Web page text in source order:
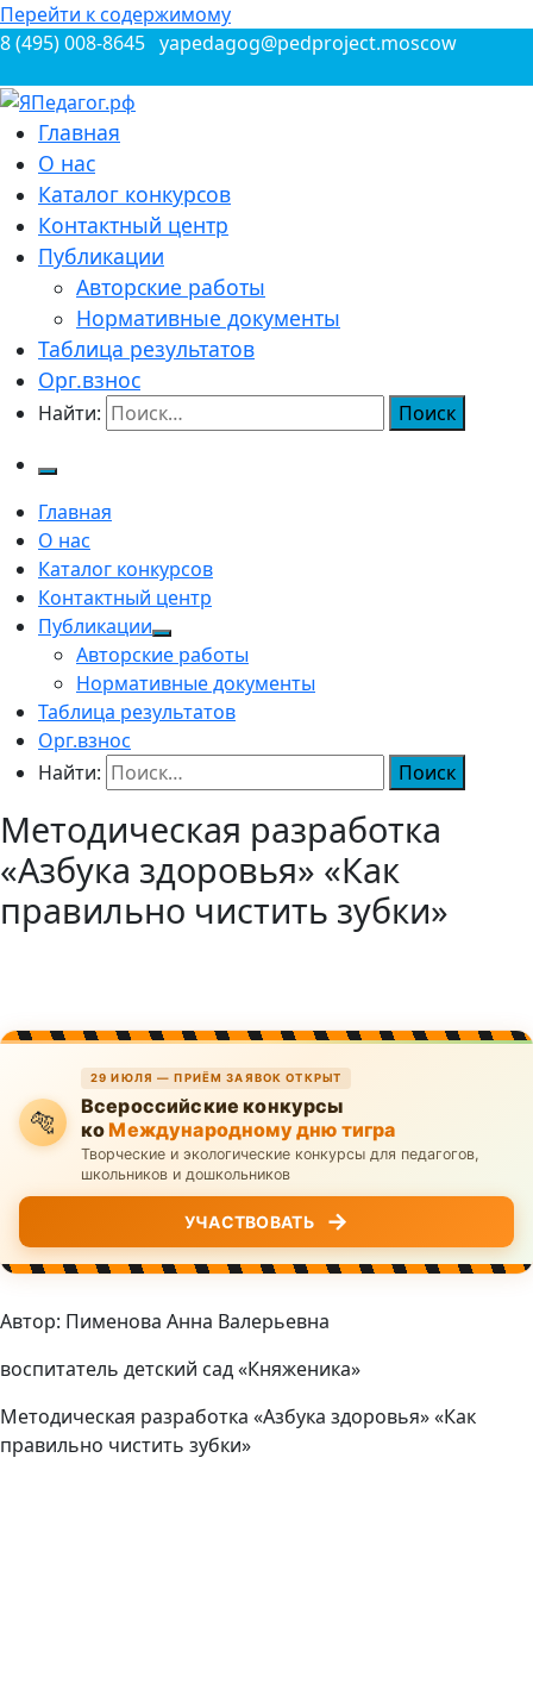
Перейти к содержимому
8 (495) 008-8645 yapedagog@pedproject.moscow
ЯПедагог.рф
Всероссийские конкурсы для педагогов
Главная
О нас
Каталог конкурсов
Контактный центр
Публикации
Авторские работы
Нормативные документы
Таблица результатов
Орг.взнос
Найти:
Главная
О нас
Каталог конкурсов
Контактный центр
Публикации
Авторские работы
Нормативные документы
Таблица результатов
Орг.взнос
Найти:
Методическая разработка
«Азбука здоровья» «Как
правильно чистить зубки»
🐅
29 ИЮЛЯ — ПРИЁМ ЗАЯВОК ОТКРЫТ
Всероссийские конкурсы
коМеждународному дню тигра
Творческие и экологические конкурсы для педагогов,
школьников и дошкольников
УЧАСТВОВАТЬ →
Автор: Пименова Анна Валерьевна
воспитатель детский сад «Княженика»
Методическая разработка «Азбука здоровья» «Как
правильно чистить зубки»